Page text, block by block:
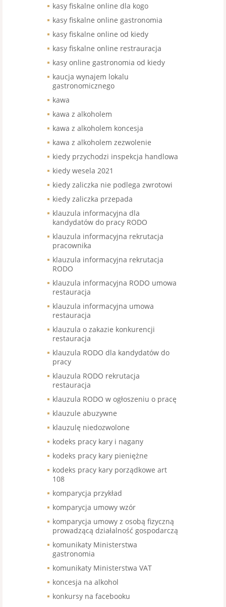
kasy fiskalne online dla kogo
kasy fiskalne online gastronomia
kasy fiskalne online od kiedy
kasy fiskalne online restrauracja
kasy online gastronomia od kiedy
kaucja wynajem lokalu
gastronomicznego
kawa
kawa z alkoholem
kawa z alkoholem koncesja
kawa z alkoholem zezwolenie
kiedy przychodzi inspekcja handlowa
kiedy wesela 2021
kiedy zaliczka nie podlega zwrotowi
kiedy zaliczka przepada
klauzula informacyjna dla
kandydatów do pracy RODO
klauzula informacyjna rekrutacja
pracownika
klauzula informacyjna rekrutacja
RODO
klauzula informacyjna RODO umowa
restauracja
klauzula informacyjna umowa
restauracja
klauzula o zakazie konkurencji
restauracja
klauzula RODO dla kandydatów do
pracy
klauzula RODO rekrutacja
restauracja
klauzula RODO w ogłoszeniu o pracę
klauzule abuzywne
klauzulę niedozwolone
kodeks pracy kary i nagany
kodeks pracy kary pieniężne
kodeks pracy kary porządkowe art
108
komparycja przykład
komparycja umowy wzór
komparycja umowy z osobą fizyczną
prowadzącą działalność gospodarczą
komunikaty Ministerstwa
gastronomia
komunikaty Ministerstwa VAT
koncesja na alkohol
konkursy na facebooku